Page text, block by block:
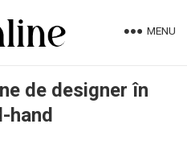
MENU
de designer în
hand